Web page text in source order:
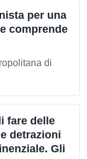
per una
comprende
di
fare delle
detrazioni
Gli